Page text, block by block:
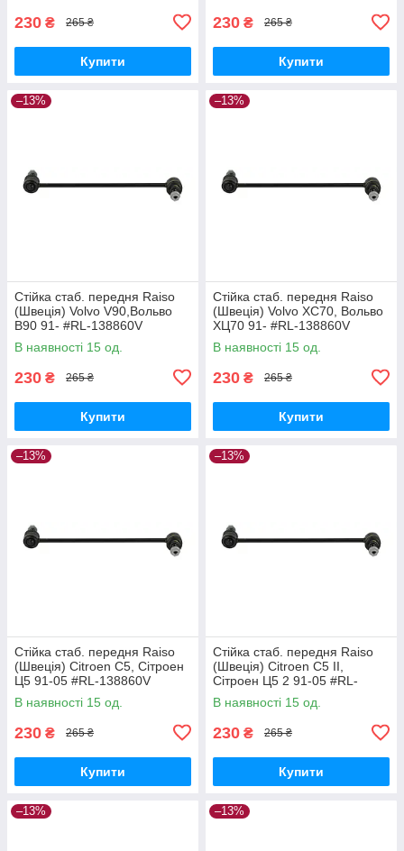
230 ₴ 265 ₴
Купити
230 ₴ 265 ₴
Купити
–13%
Стійка стаб. передня Raiso
(Швеція) Volvo V90,Вольво
В90 91- #RL-138860V
UAQEZFD17
В наявності 15 од.
230 ₴ 265 ₴
Купити
–13%
Стійка стаб. передня Raiso
(Швеція) Volvo XC70, Вольво
ХЦ70 91- #RL-138860V
UAPVVRP17
В наявності 15 од.
230 ₴ 265 ₴
Купити
–13%
Стійка стаб. передня Raiso
(Швеція) Citroen C5, Сітроен
Ц5 91-05 #RL-138860V
UAPVVRP17
В наявності 15 од.
230 ₴ 265 ₴
Купити
–13%
Стійка стаб. передня Raiso
(Швеція) Citroen C5 II,
Сітроен Ц5 2 91-05 #RL-
138860V UAQEZFD17
В наявності 15 од.
230 ₴ 265 ₴
Купити
–13% –13%